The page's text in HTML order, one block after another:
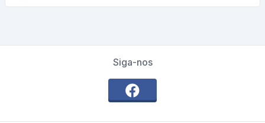
Siga-nos